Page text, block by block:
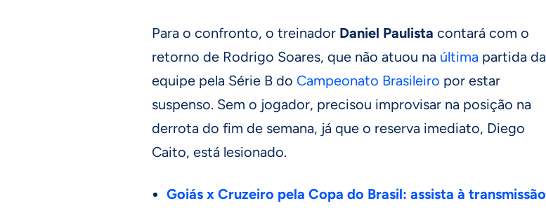
Para o confronto, o treinador Daniel Paulista contará com o
retorno de Rodrigo Soares, que não atuou na última partida da
equipe pela Série B do Campeonato Brasileiro por estar
suspenso. Sem o jogador, precisou improvisar na posição na
derrota do fim de semana, já que o reserva imediato, Diego
Caito, está lesionado.
Goiás x Cruzeiro pela Copa do Brasil: assista à transmissão